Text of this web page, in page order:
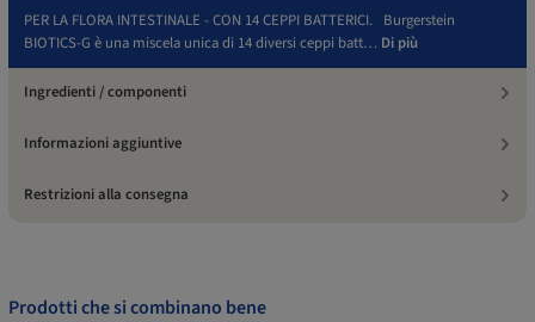
PER LA FLORA INTESTINALE - CON 14 CEPPI BATTERICI. Burgerstein
BIOTICS-G è una miscela unica di 14 diversi ceppi batt… Di più
Ingredienti / componenti
Informazioni aggiuntive
Restrizioni alla consegna
Prodotti che si combinano bene